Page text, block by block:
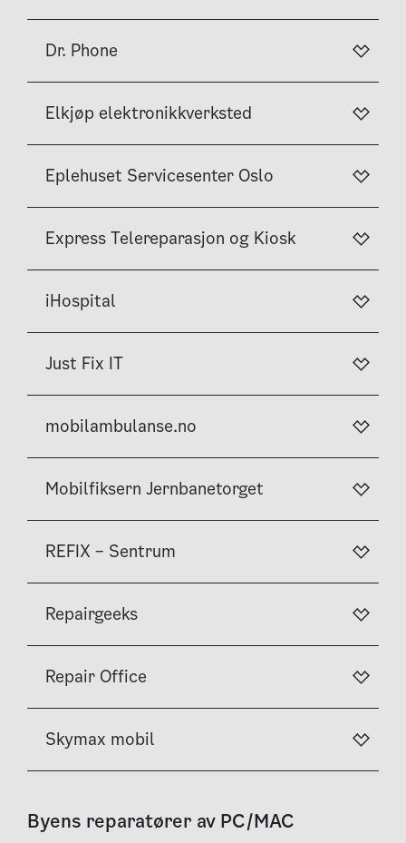
Dr. Phone
Elkjøp elektronikkverksted
Eplehuset Servicesenter Oslo
Express Telereparasjon og Kiosk
iHospital
Just Fix IT
mobilambulanse.no
Mobilfiksern Jernbanetorget
REFIX – Sentrum
Repairgeeks
Repair Office
Skymax mobil
Byens reparatører av PC/MAC